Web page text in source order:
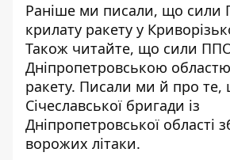
Раніше ми писали, що сили
крилату ракету у
Також читайте, що сили
Дніпропетровською
ракету. Писали ми й про те,
Січеславської бригади із
Дніпропетровської області
ворожих літаки.